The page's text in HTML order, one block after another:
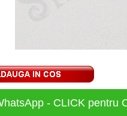
- CLICK pentru